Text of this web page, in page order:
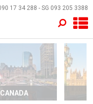
17 34 288 - SG 093 205 3388
CANADA
×